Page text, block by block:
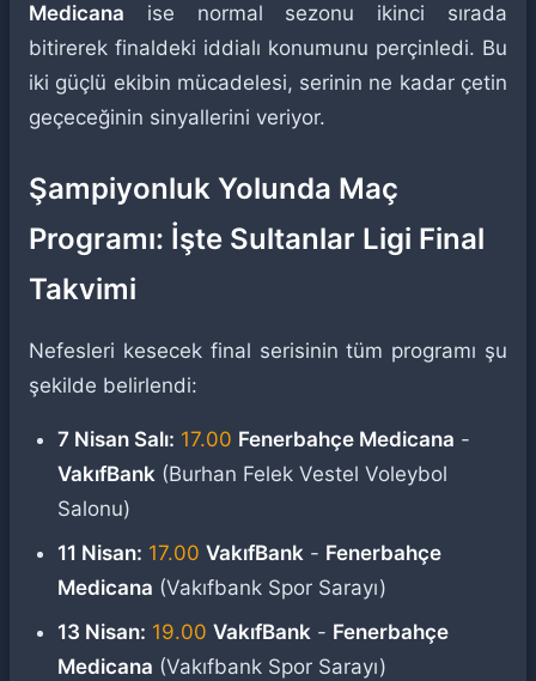
Medicana ise normal sezonu ikinci sırada
bitirerek finaldeki iddialı konumunu perçinledi. Bu
iki güçlü ekibin mücadelesi, serinin ne kadar çetin
geçeceğinin sinyallerini veriyor.
Şampiyonluk Yolunda Maç
Programı: İşte Sultanlar Ligi Final
Takvimi
Nefesleri kesecek final serisinin tüm programı şu
şekilde belirlendi:
7 Nisan Salı: 17.00 Fenerbahçe Medicana -
VakıfBank (Burhan Felek Vestel Voleybol
Salonu)
11 Nisan: 17.00 VakıfBank - Fenerbahçe
Medicana (Vakıfbank Spor Sarayı)
13 Nisan: 19.00 VakıfBank - Fenerbahçe
Medicana (Vakıfbank Spor Sarayı)